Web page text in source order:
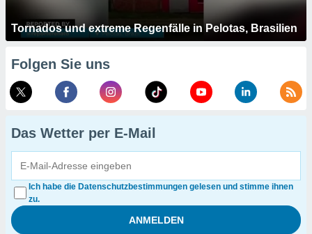
Tornados und extreme Regenfälle in Pelotas, Brasilien
Folgen Sie uns
Das Wetter per E-Mail
Ich habe die Datenschutzbestimmungen gelesen und stimme ihnen
zu.